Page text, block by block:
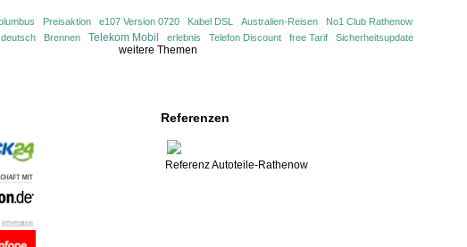
Preisaktion e107 Version 0720 Kabel DSL Australien-Reisen No1 Club Rathenow
Brennen Telekom Mobil erlebnis Telefon Discount free Tarif Sicherheitsupdate
weitere Themen
Referenzen
Referenz Autoteile-Rathenow